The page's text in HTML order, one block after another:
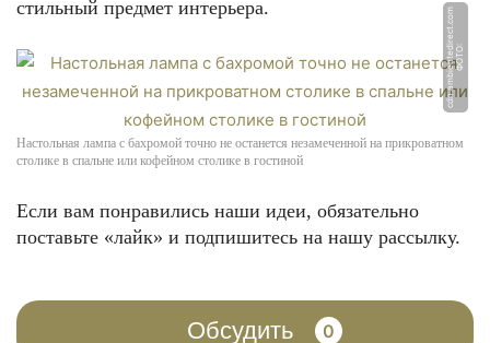
стильный предмет интерьера.
Ф
О
Т
О:
c
d
n.
a
m
bi
e
n
t
e
di
r
e
c
t.
c
o
m
Настольная лампа с бахромой точно не останется незамеченной на прикроватном
столике в спальне или кофейном столике в гостиной
Если вам понравились наши идеи, обязательно
поставьте «лайк» и подпишитесь на нашу рассылку.
Обсудить 0